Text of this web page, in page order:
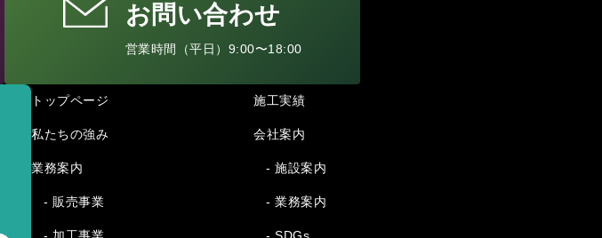
お問い合わせ
営業時間（平日）9:00〜18:00
トップページ
私たちの強み
業務案内
- 販売事業
施工実績
会社案内
- 施設案内
- 業務案内